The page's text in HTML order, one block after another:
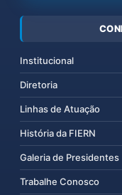
Institucional
Diretoria
Linhas de Atuação
História da FIERN
Galeria de Presidentes
Trabalhe Conosco